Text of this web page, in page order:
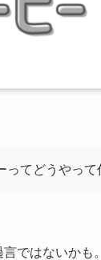
ってどうやって
ではないかも。